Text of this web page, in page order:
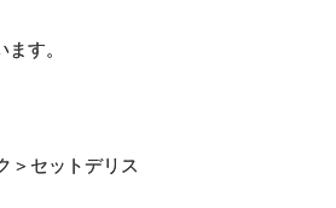
す。
＞セットデリス